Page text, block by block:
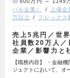
バル企業）
上場企
万以上
フレックス
売上5兆円／世
社員数20万人
企業／影響力と
【職務内容】 ・金融
ジェクトにおいて、オ